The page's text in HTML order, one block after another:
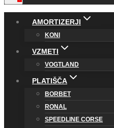
AMORTIZERJI
KONI
VZMETI
VOGTLAND
PLATIŠČA
BORBET
RONAL
SPEEDLINE CORSE